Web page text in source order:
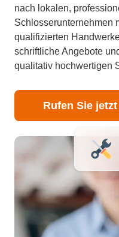
nach lokalen,
Schlosserunternehmen
qualifizierten
schriftliche Angebote
qualitativ hochwertigen
Rufen Sie jetzt